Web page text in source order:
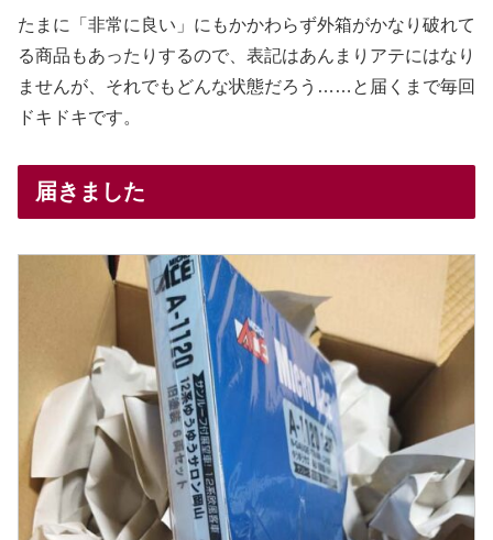
たまに「非常に良い」にもかかわらず外箱がかなり破れて
る商品もあったりするので、表記はあんまりアテにはなり
ませんが、それでもどんな状態だろう……と届くまで毎回
ドキドキです。
届きました